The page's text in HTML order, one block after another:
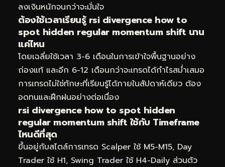
ลงเงินหนักจนกว่าจะมั่นใจ
ต้องใช้เวลาเรียนรู้ rsi divergence how to
spot hidden regular momentum shift นาน
แค่ไหน
โดยเฉลี่ยใช้เวลา 3-6 เดือนในการเข้าใจพื้นฐานอย่าง
ถ่องแท้ และอีก 6-12 เดือนกว่าจะเทรดได้กำไรสม่ำเสมอ
การเทรดไม่ใช่ทักษะที่เรียนรู้ได้ภายในสัปดาห์เดียว ต้อง
อดทนและฝึกฝนอย่างต่อเนื่อง
rsi divergence how to spot hidden
regular momentum shift ใช้กับ Timeframe
ไหนดีที่สุด
ขึ้นอยู่กับสไตล์การเทรด Scalper ใช้ M5-M15, Day
Trader ใช้ H1, Swing Trader ใช้ H4-Daily ส่วนตัว